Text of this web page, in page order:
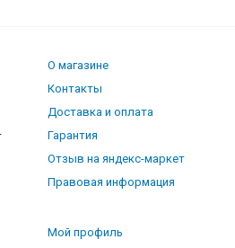
О магазине
Контакты
Доставка и оплата
Гарантия
Отзыв на яндекс-маркет
Правовая информация
Мой профиль